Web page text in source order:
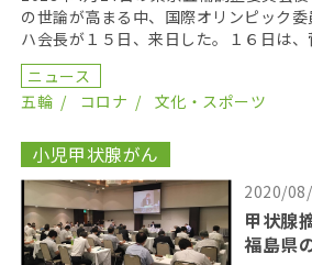
の世論が高まる中、国際オリンピック
ハ会長が１５日、来日した。１６日は
子都知事と相次いで会談。会場に観客
ニュース
五輪
コロナ 文化・スポーツ
小児甲状腺がん
2020/
甲状腺
福島県